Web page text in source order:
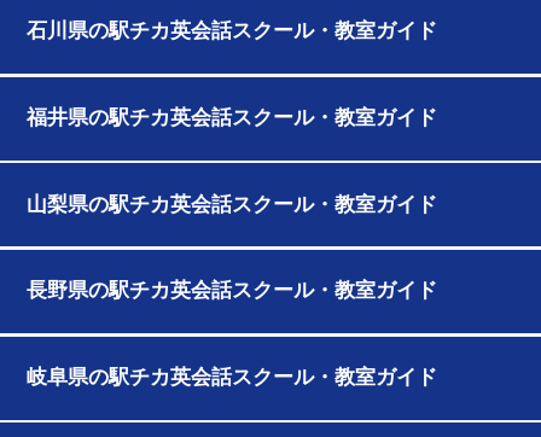
石川県の駅チカ英会話スクール・教室ガイド
福井県の駅チカ英会話スクール・教室ガイド
山梨県の駅チカ英会話スクール・教室ガイド
長野県の駅チカ英会話スクール・教室ガイド
岐阜県の駅チカ英会話スクール・教室ガイド